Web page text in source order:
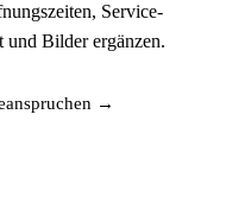
Service-
Bilder ergänzen.
→